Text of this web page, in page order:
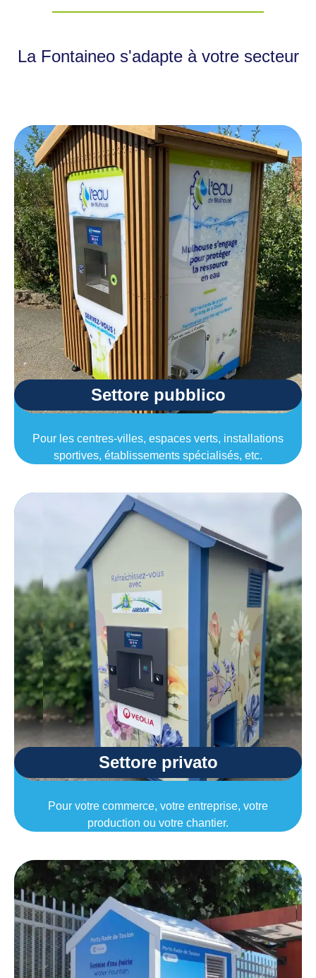
La Fontaineo s'adapte à votre secteur
Settore pubblico
Pour les centres-villes, espaces verts, installations
sportives, établissements spécialisés, etc.
Settore privato
Pour votre commerce, votre entreprise, votre
production ou votre chantier.